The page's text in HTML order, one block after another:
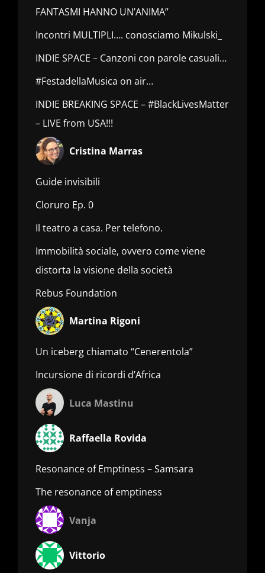
FANTASMI HANNO UN’ANIMA”
Incontri MULTIPLI…. conosciamo Mikulski_
INDIE SPACE – Canzoni con parole casuali…
#FestadellaMusica on air…
INDIE BREAKING SPACE – #BlackLivesMatter
– LIVE from USA!!!
Cristina Marras
Guide invisibili
Cloruro Ep. 0
Il teatro a casa. Per telefono.
Immobilità sociale, ovvero come viene
distorta la visione della società
Rebus Foundation
Martina Rigoni
Un iceberg chiamato “Cenerentola”
Incursione di ricordi d’Africa
Luca Mastinu
Raffaella Rovida
Resonance of Emptiness – Samsara
The resonance of emptiness
Vanja
Vittorio